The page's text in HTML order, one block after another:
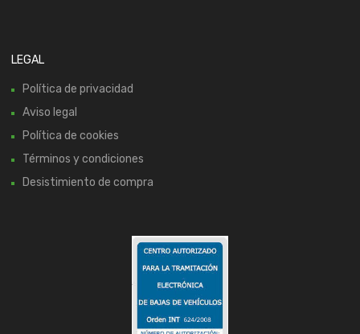
LEGAL
Política de privacidad
Aviso legal
Política de cookies
Términos y condiciones
Desistimiento de compra